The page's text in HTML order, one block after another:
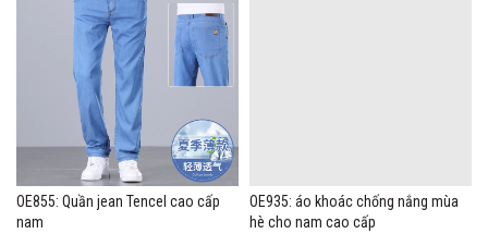
OE855: Quần jean Tencel cao cấp
nam
OE935: áo khoác chống nắng mùa
hè cho nam cao cấp